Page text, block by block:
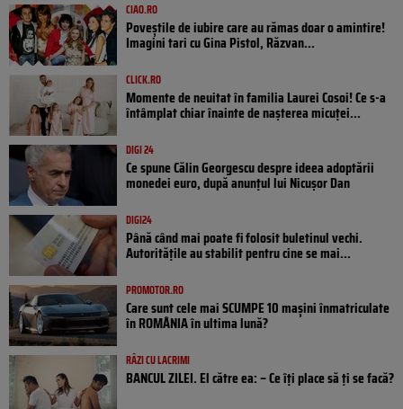
CIAO.RO
Poveştile de iubire care au rămas doar o amintire!
Imagini tari cu Gina Pistol, Răzvan...
CLICK.RO
Momente de neuitat în familia Laurei Cosoi! Ce s-a
întâmplat chiar înainte de nașterea micuței...
DIGI 24
Ce spune Călin Georgescu despre ideea adoptării
monedei euro, după anunțul lui Nicușor Dan
DIGI24
Până când mai poate fi folosit buletinul vechi.
Autoritățile au stabilit pentru cine se mai...
PROMOTOR.RO
Care sunt cele mai SCUMPE 10 mașini înmatriculate
în ROMÂNIA în ultima lună?
RÂZI CU LACRIMI
BANCUL ZILEI. El către ea: – Ce îți place să ți se facă?